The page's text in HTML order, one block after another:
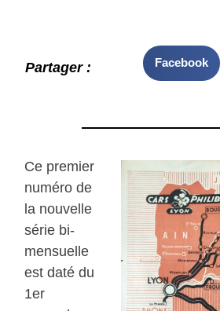
Partager : Facebook
Ce premier
numéro de
la nouvelle
série bi-
mensuelle
est daté du
1er